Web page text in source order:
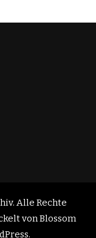
. Alle Rechte
von Blossom
.